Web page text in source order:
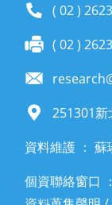
( 02 )
( 02 )
251301新
資料維護 ： 蘇
個資聯絡窗